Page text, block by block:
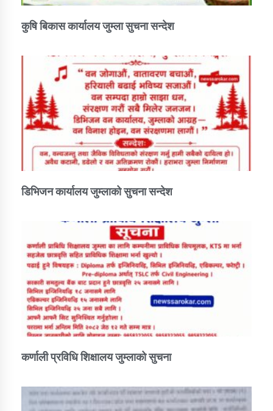
कुषि बिकास कार्यालय जुम्ला सुचना सन्देश
डिभिजन कार्यालय जुम्लाको सुचना सन्देश
कर्णाली प्रविधि शिक्षालय जुम्लाको सुचना